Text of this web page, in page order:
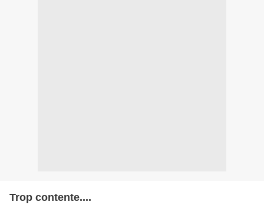
Trop contente....